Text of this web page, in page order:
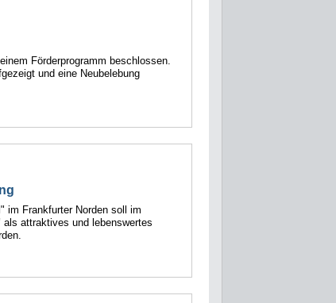
Förderprogramm beschlossen.
und eine Neubelebung
im Frankfurter Norden soll im
als attraktives und lebenswertes